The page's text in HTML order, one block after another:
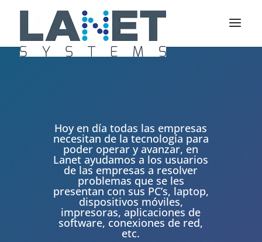
Hoy en día todas las empresas
necesitan de la tecnología para
poder operar y avanzar, en
Lanet ayudamos a los usuarios
de las empresas a resolver
problemas que se les
presentan con sus PC’s, laptop,
dispositivos móviles,
impresoras, aplicaciones de
software, conexiones de red,
etc.